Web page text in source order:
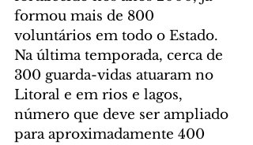
formou mais de 800
voluntários em todo o Estado.
Na última temporada, cerca de
300 guarda-vidas atuaram no
Litoral e em rios e lagos,
número que deve ser ampliado
para aproximadamente 400